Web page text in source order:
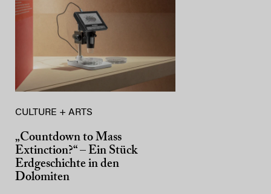
CULTURE + ARTS
„Countdown to Mass
Extinction?“ – Ein Stück
Erdgeschichte in den
Dolomiten